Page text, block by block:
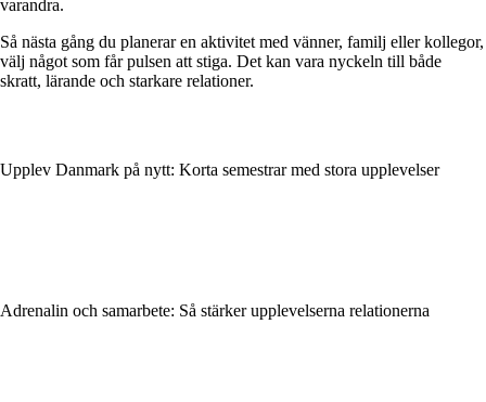
varandra.
Så nästa gång du planerar en aktivitet med vänner, familj eller kollegor,
välj något som får pulsen att stiga. Det kan vara nyckeln till både
skratt, lärande och starkare relationer.
Upplev Danmark på nytt: Korta semestrar med stora upplevelser
Adrenalin och samarbete: Så stärker upplevelserna relationerna